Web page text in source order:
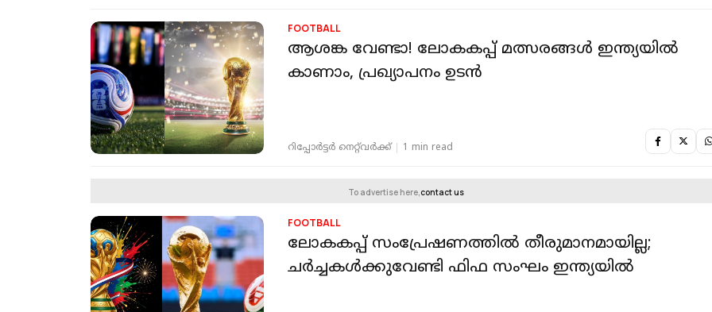
FOOTBALL
ആശങ്ക വേണ്ടാ! ലോകകപ്പ് മത്സരങ്ങള്‍ ഇന്ത്യയില്‍
കാണാം, പ്രഖ്യാപനം ഉടന്‍
റിപ്പോർട്ടർ നെറ്റ്‌വര്‍ക്ക്‌ 1 min read
To advertise here,contact us
FOOTBALL
ലോകകപ്പ് സംപ്രേഷണത്തില്‍ തീരുമാനമായില്ല;
ചർച്ചകൾക്കുവേണ്ടി ഫിഫ സംഘം ഇന്ത്യയില്‍